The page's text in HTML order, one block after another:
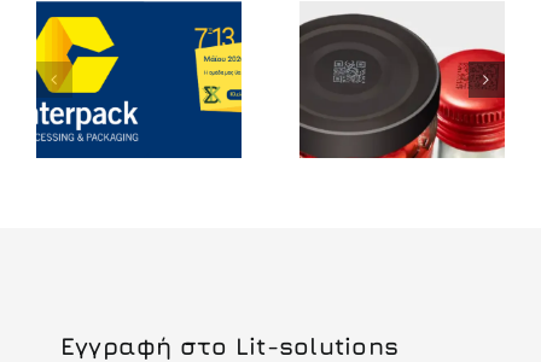
Splitting 2D
Codes
GS1 Sunrise
2027
Εγγραφή στο Lit-solutions